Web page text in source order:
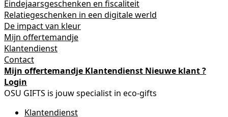
Eindejaarsgeschenken en fiscaliteit
Relatiegeschenken in een digitale werld
De impact van kleur
Mijn offertemandje
Klantendienst
Contact
Mijn offertemandje Klantendienst Nieuwe klant ?
Login
OSU GIFTS is jouw specialist in eco-gifts
Klantendienst